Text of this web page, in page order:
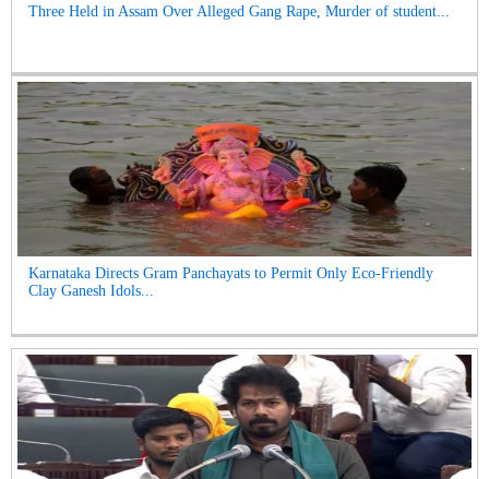
Three Held in Assam Over Alleged Gang Rape, Murder of student...
Karnataka Directs Gram Panchayats to Permit Only Eco-Friendly
Clay Ganesh Idols...